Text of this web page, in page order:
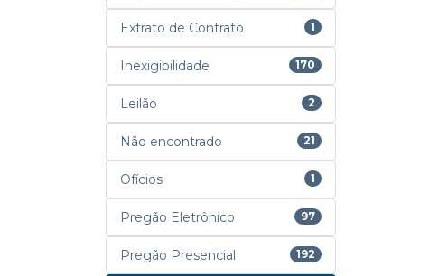
Extrato de Contrato 1
Inexigibilidade 170
Leilão 2
Não encontrado 21
Ofícios 1
Pregão Eletrônico 97
Pregão Presencial 192